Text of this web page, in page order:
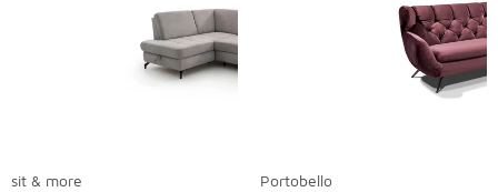
sit & more
Portobello